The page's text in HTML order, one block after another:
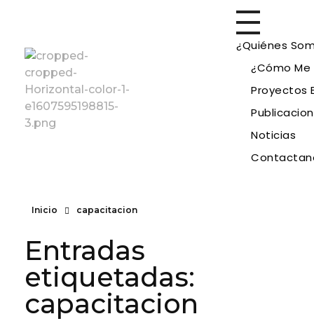
¿Quiénes
¿Cómo Me
Proyectos
Noticias
Inicio capacitacion
Entradas
etiquetadas:
capacitacion